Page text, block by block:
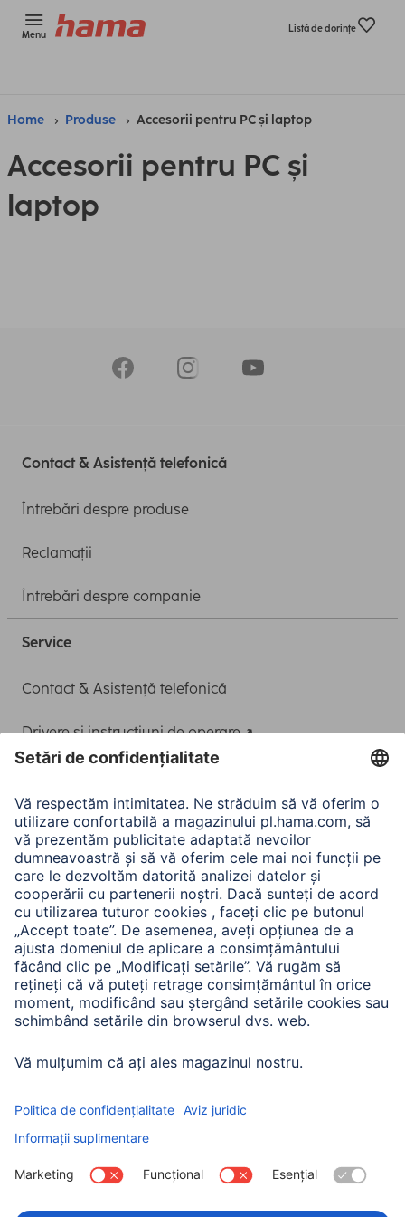
Menu
Listă de dorinţe
Home Produse Accesorii pentru PC și laptop
Accesorii pentru PC și
laptop
Contact & Asistență telefonică
Întrebări despre produse
Reclamații
Întrebări despre companie
Service
Contact & Asistență telefonică
Drivere și instrucțiuni de operare
A.N.P.C.
A.N.P.C. SAL
Companie
Istoria companiei
Hama Mondial
Business-Portal